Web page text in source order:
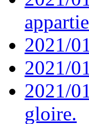
2021/
2021/
2021/
gloire.